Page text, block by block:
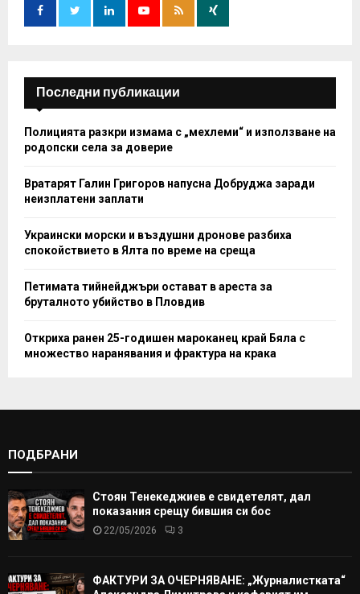
:
H
Последни публикации
Полицията разкри измама с „мехлеми“ и използване на
родопски села за доверие
Вратарят Галин Григоров напусна Добруджа заради
неизплатени заплати
Украински морски и въздушни дронове разбиха
спокойствието в Ялта по време на среща
Петимата тийнейджъри остават в ареста за
бруталното убийство в Пловдив
Откриха ранен 25-годишен мароканец край Бяла с
множество наранявания и фрактура на крака
ПОДБРАНИ
Стоян Тенекеджиев е свидетелят, дал
показания срещу бившия си бос
22/05/2026 3
ФАКТУРИ ЗА ОЧЕРНЯВАНЕ: „Журналистката“